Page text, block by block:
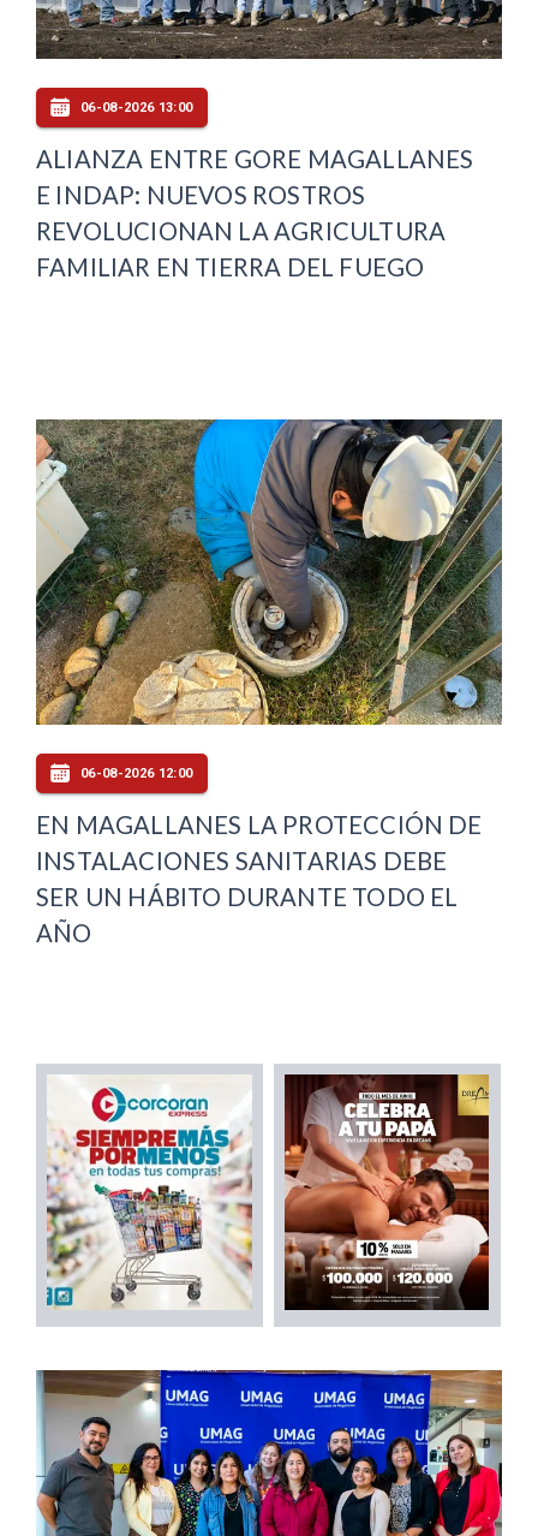
06-08-2026 13:00
ALIANZA ENTRE GORE MAGALLANES
E INDAP: NUEVOS ROSTROS
REVOLUCIONAN LA AGRICULTURA
FAMILIAR EN TIERRA DEL FUEGO
06-08-2026 12:00
EN MAGALLANES LA PROTECCIÓN DE
INSTALACIONES SANITARIAS DEBE
SER UN HÁBITO DURANTE TODO EL
AÑO